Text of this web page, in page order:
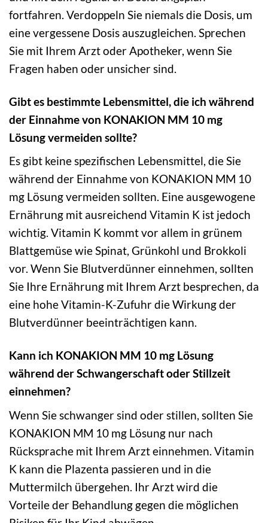
fortfahren. Verdoppeln Sie niemals die Dosis, um
eine vergessene Dosis auszugleichen. Sprechen
Sie mit Ihrem Arzt oder Apotheker, wenn Sie
Fragen haben oder unsicher sind.
Gibt es bestimmte Lebensmittel, die ich während
der Einnahme von KONAKION MM 10 mg
Lösung vermeiden sollte?
Es gibt keine spezifischen Lebensmittel, die Sie
während der Einnahme von KONAKION MM 10
mg Lösung vermeiden sollten. Eine ausgewogene
Ernährung mit ausreichend Vitamin K ist jedoch
wichtig. Vitamin K kommt vor allem in grünem
Blattgemüse wie Spinat, Grünkohl und Brokkoli
vor. Wenn Sie Blutverdünner einnehmen, sollten
Sie Ihre Ernährung mit Ihrem Arzt besprechen, da
eine hohe Vitamin-K-Zufuhr die Wirkung der
Blutverdünner beeinträchtigen kann.
Kann ich KONAKION MM 10 mg Lösung
während der Schwangerschaft oder Stillzeit
einnehmen?
Wenn Sie schwanger sind oder stillen, sollten Sie
KONAKION MM 10 mg Lösung nur nach
Rücksprache mit Ihrem Arzt einnehmen. Vitamin
K kann die Plazenta passieren und in die
Muttermilch übergehen. Ihr Arzt wird die
Vorteile der Behandlung gegen die möglichen